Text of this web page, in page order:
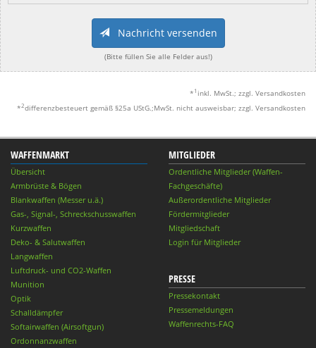
Nachricht versenden
(Bitte füllen Sie alle Felder aus!)
* 1 inkl. MwSt.; zzgl. Versandkosten
*2differenzbesteuert gemäß §25a UStG.;MwSt. nicht ausweisbar; zzgl. Versandkosten
WAFFENMARKT
Übersicht
Armbrüste & Bögen
Blankwaffen (Messer u.ä.)
Gas-, Signal-, Schreckschusswaffen
Kurzwaffen
Deko- & Salutwaffen
Langwaffen
Luftdruck- und CO2-Waffen
Munition
Optik
Schalldämpfer
Softairwaffen (Airsoftgun)
Ordonnanzwaffen
MITGLIEDER
Ordentliche Mitglieder (Waffen-
Fachgeschäfte)
Außerordentliche Mitglieder
Fördermitglieder
Mitgliedschaft
Login für Mitglieder
PRESSE
Pressekontakt
Pressemeldungen
Waffenrechts-FAQ